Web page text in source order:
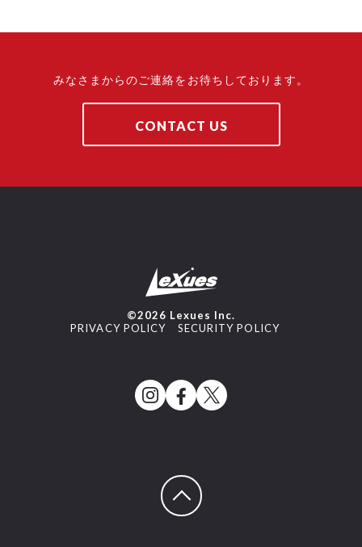
みなさまからのご連絡をお待ちしております。
CONTACT US
©2026 Lexues Inc.
PRIVACY POLICY
SECURITY POLICY
ページトップへ戻る